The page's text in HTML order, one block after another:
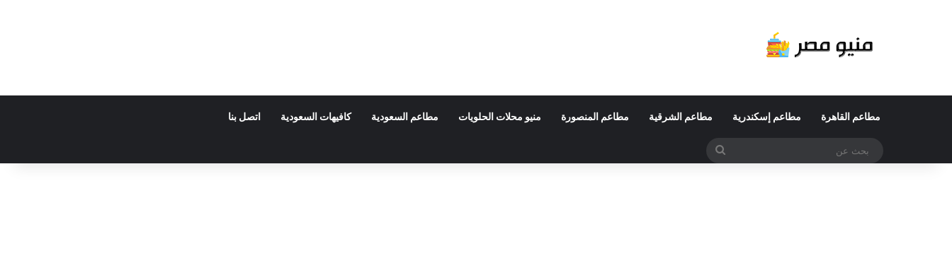
مطاعم القاهرة مطاعم إسكندرية مطاعم الشرقية مطاعم المنصورة منيو محلات الحلويات مطاعم السعودية كافيهات السعودية اتصل بنا